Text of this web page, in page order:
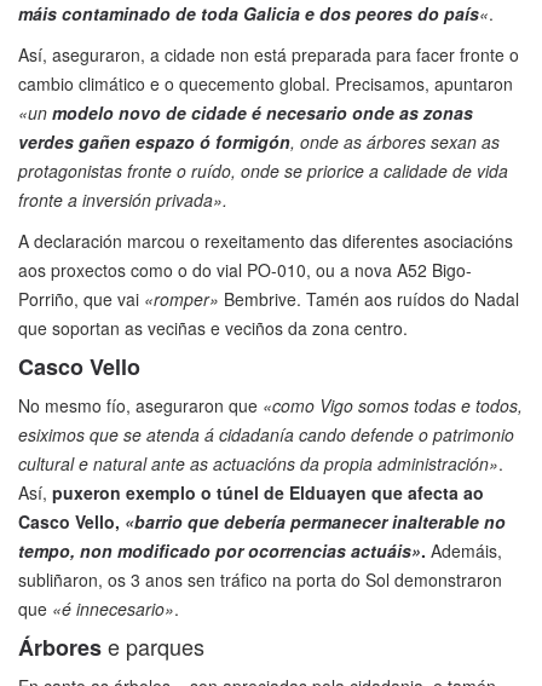
máis contaminado de toda Galicia e dos peores do país«.
Así, aseguraron, a cidade non está preparada para facer fronte o
cambio climático e o quecemento global. Precisamos, apuntaron
«un modelo novo de cidade é necesario onde as zonas
verdes gañen espazo ó formigón, onde as árbores sexan as
protagonistas fronte o ruído, onde se priorice a calidade de vida
fronte a inversión privada».
A declaración marcou o rexeitamento das diferentes asociacións
aos proxectos como o do vial PO-010, ou a nova A52 Bigo-
Porriño, que vai «romper» Bembrive. Tamén aos ruídos do Nadal
que soportan as veciñas e veciños da zona centro.
Casco Vello
No mesmo fío, aseguraron que «como Vigo somos todas e todos,
esiximos que se atenda á cidadanía cando defende o patrimonio
cultural e natural ante as actuacións da propia administración».
Así, puxeron exemplo o túnel de Elduayen que afecta ao
Casco Vello, «barrio que debería permanecer inalterable no
tempo, non modificado por ocorrencias actuáis». Ademáis,
subliñaron, os 3 anos sen tráfico na porta do Sol demonstraron
que «é innecesario».
Árborese parques